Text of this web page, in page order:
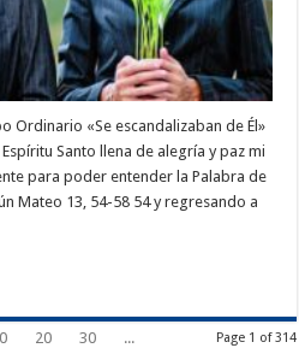
Ordinario «Se escandalizaban de Él»
Santo llena de alegría y paz mi
para poder entender la Palabra de
Mateo 13, 54-58 54 y regresando a
Page 1 of 314
20 30
...